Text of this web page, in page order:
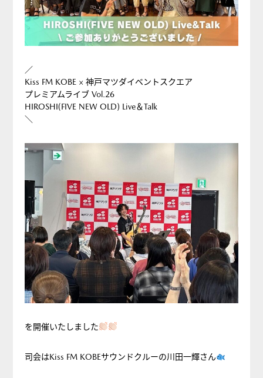
／
Kiss FM KOBE × 神戸マツダイベントスクエア
プレミアムライブ Vol.26
HIROSHI(FIVE NEW OLD) Live＆Talk
＼
を開催いたしました
司会はKiss FM KOBEサウンドクルーの川田一輝さん